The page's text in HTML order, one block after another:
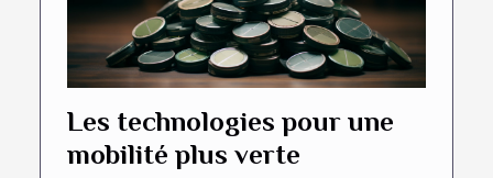
Les technologies pour une
mobilité plus verte